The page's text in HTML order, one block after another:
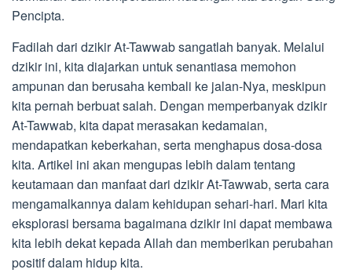
Pencipta.
Fadilah dari dzikir At-Tawwab sangatlah banyak. Melalui
dzikir ini, kita diajarkan untuk senantiasa memohon
ampunan dan berusaha kembali ke jalan-Nya, meskipun
kita pernah berbuat salah. Dengan memperbanyak dzikir
At-Tawwab, kita dapat merasakan kedamaian,
mendapatkan keberkahan, serta menghapus dosa-dosa
kita. Artikel ini akan mengupas lebih dalam tentang
keutamaan dan manfaat dari dzikir At-Tawwab, serta cara
mengamalkannya dalam kehidupan sehari-hari. Mari kita
eksplorasi bersama bagaimana dzikir ini dapat membawa
kita lebih dekat kepada Allah dan memberikan perubahan
positif dalam hidup kita.